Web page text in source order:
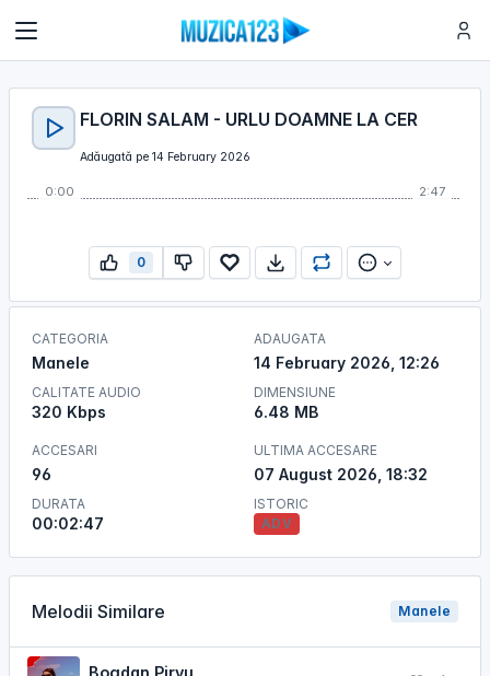
FLORIN SALAM - URLU DOAMNE LA CER
Adăugată pe 14 February 2026
0:00 2:47
0
CATEGORIA
Manele
CALITATE AUDIO
320 Kbps
ADAUGATA
14 February 2026, 12:26
DIMENSIUNE
6.48 MB
ACCESARI
96
DURATA
00:02:47
ULTIMA ACCESARE
07 August 2026, 18:32
ISTORIC
ADV
Melodii Similare Manele
Bogdan Pirvu